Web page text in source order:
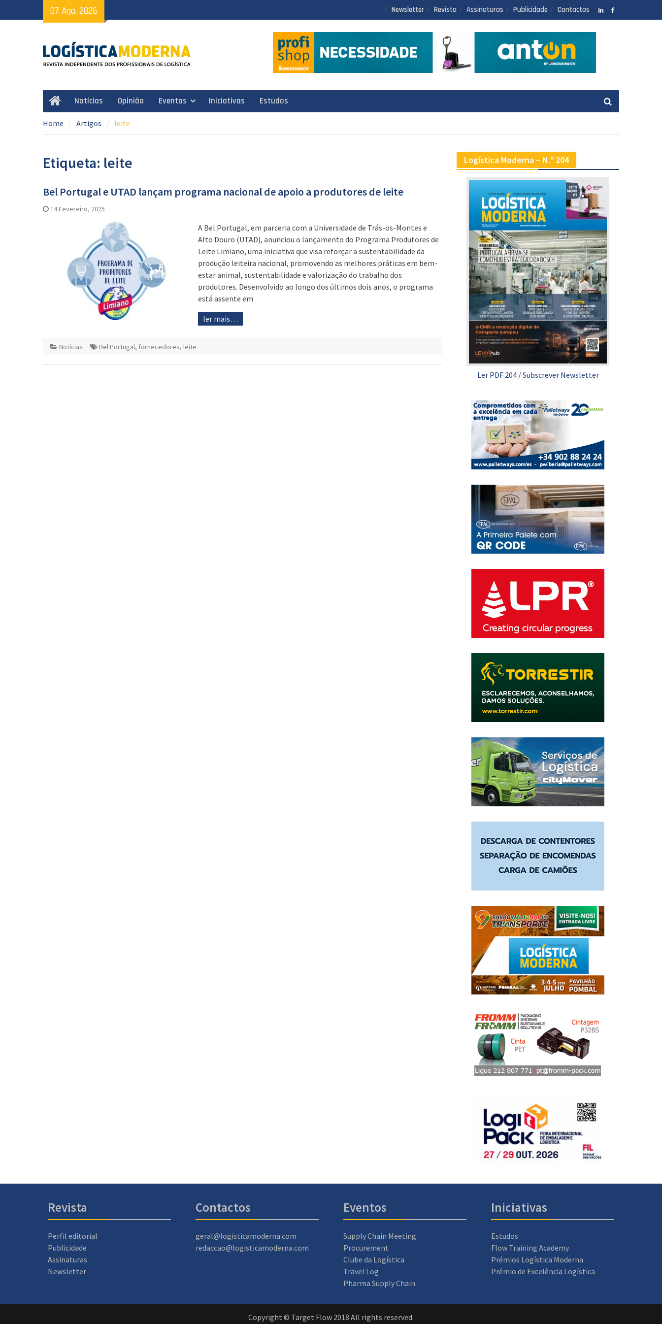
to
07 Ago, 2026 Newsletter Revista Assinaturas Publicidade Contactos
HomeNotícias Opinião Eventos Iniciativas Estudos
Home Artigos leite
Etiqueta: leite
Bel Portugal e UTAD lançam programa nacional de apoio a produtores de leite
14 Fevereiro, 2025
A Bel Portugal, em parceria com a Universidade de Trás-os-Montes e
Alto Douro (UTAD), anunciou o lançamento do Programa Produtores de
Leite Limiano, uma iniciativa que visa reforçar a sustentabilidade da
produção leiteira nacional, promovendo as melhores práticas em bem-
estar animal, sustentabilidade e valorização do trabalho dos
produtores. Desenvolvido ao longo dos últimos dois anos, o programa
está assente em
ler mais…
Notícias Bel Portugal, fornecedores, leite
Logística Moderna – N.º 204
Ler PDF 204/Subscrever Newsletter
Revista
Perfil editorial
Publicidade
Assinaturas
Newsletter
Contactos
geral@logisticamoderna.com
redaccao@logisticamoderna.com
Eventos
Supply Chain Meeting
Procurement
Clube da Logística
Travel Log
Pharma Supply Chain
Iniciativas
Estudos
Flow Training Academy
Prémios Logística Moderna
Prémio de Excelência Logística
Copyright © Target Flow 2018 All rights reserved.